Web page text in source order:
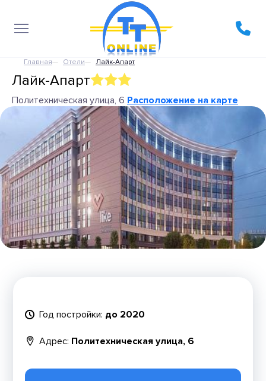
Главная Отели Лайк-Апарт
Лайк-Апарт
Политехническая улица, 6 Расположение на карте
Год постройки: до 2020
Адрес: Политехническая улица, 6